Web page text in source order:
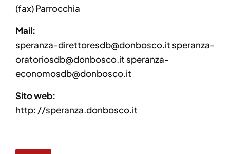
(fax) Parrocchia
Mail:
speranza-direttoresdb@donbosco.it speranza-
oratoriosdb@donbosco.it speranza-
economosdb@donbosco.it
Sito web:
http: //speranza.donbosco.it